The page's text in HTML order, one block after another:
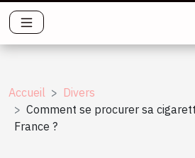
Accueil
Divers
Comment se procurer sa
France ?